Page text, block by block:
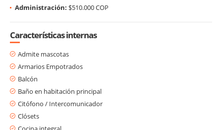
Administración: $510.000 COP
Características internas
Admite mascotas
Armarios Empotrados
Balcón
Baño en habitación principal
Citófono / Intercomunicador
Clósets